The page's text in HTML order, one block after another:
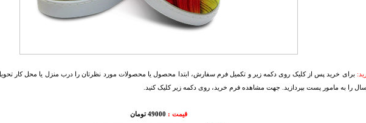
برای خرید پس از کلیک روی دکمه زیر و تکمیل فرم سفارش، ابتدا محصول یا محصولات مورد نظرتان را درب منزل یا محل کار
را به مامور پست بپردازید. جهت مشاهده فرم خرید، روی دکمه زیر کلیک کنید.
قیمت : 49000 تومان